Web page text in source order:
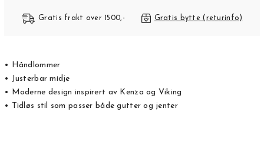
Gratis frakt over 1500,- Gratis bytte (returinfo)
• Håndlommer
• Justerbar midje
• Moderne design inspirert av Kenza og Viking
• Tidløs stil som passer både gutter og jenter